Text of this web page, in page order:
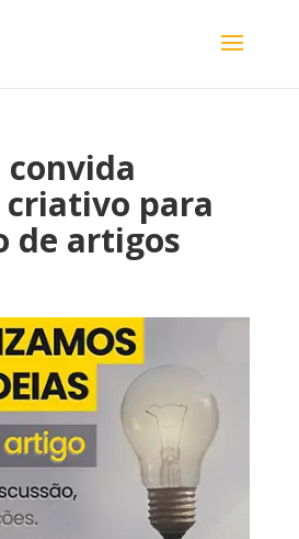
convida
criativo para
de artigos